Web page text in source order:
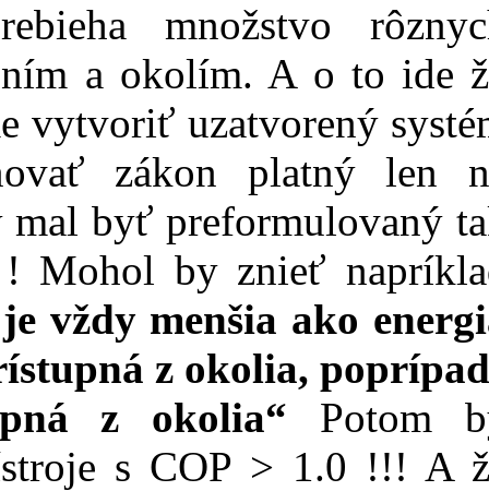
množstvo
a okolím. A o to ide
vytvoriť uzatvorený
zákon platný len
mal byť preformulovaný
! Mohol by znieť
vždy menšia ako
z okolia,
z okolia“ Potom
s COP > 1.0 !!! A